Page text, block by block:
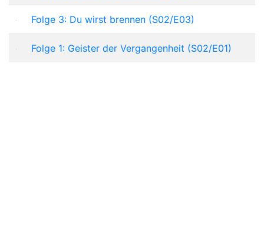
Folge 3: Du wirst brennen (S02/E03)
Folge 1: Geister der Vergangenheit (S02/E01)